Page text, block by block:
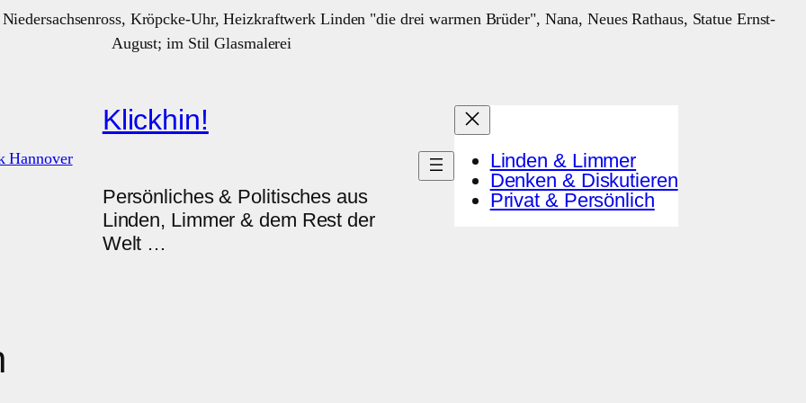
Klickhin!
Persönliches & Politisches aus
Linden, Limmer & dem Rest der
Welt …
Linden & Limmer
Denken & Diskutieren
Privat & Persönlich